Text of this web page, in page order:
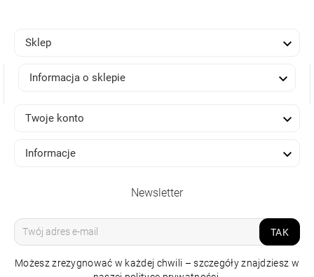
Sklep 
Informacja o sklepie 
Twoje konto 
Informacje 
Newsletter
TAK
Możesz zrezygnować w każdej chwili – szczegóły znajdziesz w